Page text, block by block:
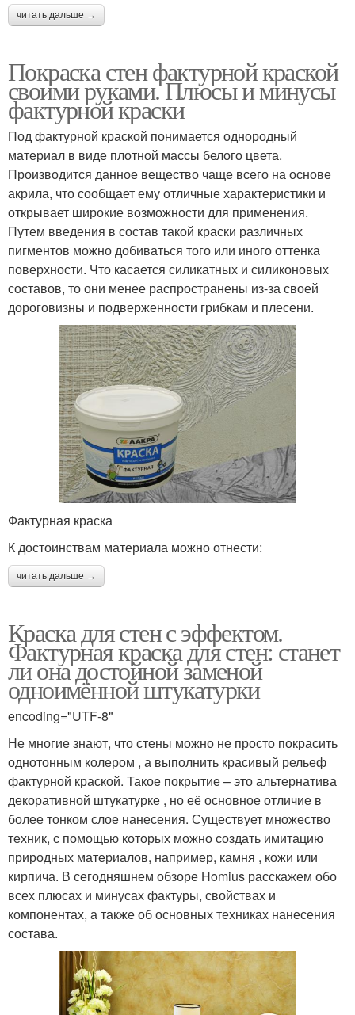
читать дальше →
Покраска стен фактурной краской
своими руками. Плюсы и минусы
фактурной краски
Под фактурной краской понимается однородный
материал в виде плотной массы белого цвета.
Производится данное вещество чаще всего на основе
акрила, что сообщает ему отличные характеристики и
открывает широкие возможности для применения.
Путем введения в состав такой краски различных
пигментов можно добиваться того или иного оттенка
поверхности. Что касается силикатных и силиконовых
составов, то они менее распространены из-за своей
дороговизны и подверженности грибкам и плесени.
Фактурная краска
К достоинствам материала можно отнести:
читать дальше →
Краска для стен с эффектом.
Фактурная краска для стен: станет
ли она достойной заменой
одноимённой штукатурки
encoding="UTF-8"
Не многие знают, что стены можно не просто покрасить
однотонным колером , а выполнить красивый рельеф
фактурной краской. Такое покрытие – это альтернатива
декоративной штукатурке , но её основное отличие в
более тонком слое нанесения. Существует множество
техник, с помощью которых можно создать имитацию
природных материалов, например, камня , кожи или
кирпича. В сегодняшнем обзоре Homius расскажем обо
всех плюсах и минусах фактуры, свойствах и
компонентах, а также об основных техниках нанесения
состава.